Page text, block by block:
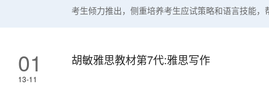
考生倾力推出，侧重培养考生应试策略和语言技能
01
13-11
胡敏雅思教材第7代:雅思写作